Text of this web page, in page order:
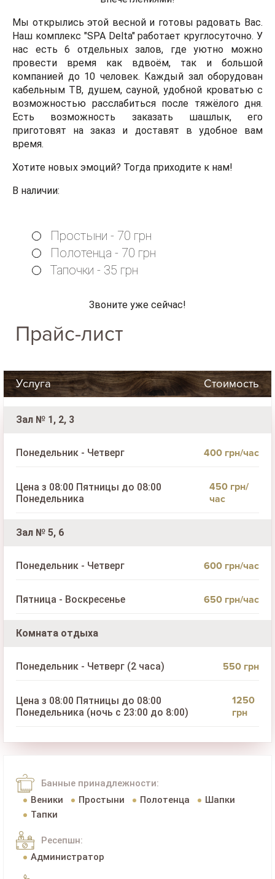
Мы открылись этой весной и готовы радовать Вас.
Наш комплекс "SPA Delta"работает круглосуточно. У
нас есть 6 отдельных залов, где уютно можно
провести время как вдвоём, так и большой
компанией до 10 человек. Каждый зал оборудован
кабельным ТВ, душем, сауной, удобной кроватью с
возможностью расслабиться после тяжёлого дня.
Есть возможность заказать шашлык, его
приготовят на заказ и доставят в удобное вам
время.
Хотите новых эмоций? Тогда приходите к нам!
В наличии:
Простыни - 70 грн
Полотенца - 70 грн
Тапочки - 35 грн
Звоните уже сейчас!
Прайс-лист
Услуга Стоимость
Зал № 1, 2, 3
Понедельник - Четверг 400 грн/час
Цена з 08:00 Пятницы до 08:00
Понедельника
450 грн/
час
Зал № 5, 6
Понедельник - Четверг 600 грн/час
Пятница - Воскресенье 650 грн/час
Комната отдыха
Понедельник - Четверг (2 часа) 550 грн
Цена з 08:00 Пятницы до 08:00
Понедельника (ночь с 23:00 до 8:00)
1250
грн
Банные принадлежности:
Веники
Простыни Полотенца
Шапки
Тапки
Ресепшн:
Администратор